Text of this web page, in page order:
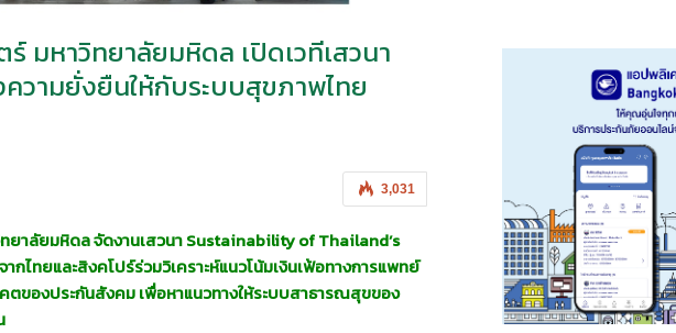
มหาวิทยาลัยมหิดล เปิดเวทีเสวนา
วามยั่งยืนให้กับระบบสุขภาพไทย
3,031
าลัยมหิดล จัดงานเสวนา Sustainability of Thailand’s
ทยและสิงคโปร์ร่วมวิเคราะห์แนวโน้มเงินเฟ้อทางการแพทย์
ของประกันสังคม เพื่อหาแนวทางให้ระบบสาธารณสุขของ